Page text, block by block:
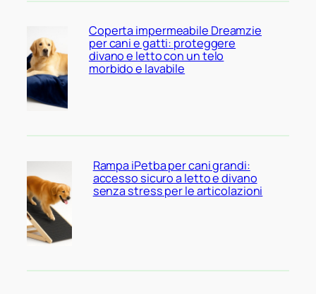
Coperta impermeabile Dreamzie
per cani e gatti: proteggere
divano e letto con un telo
morbido e lavabile
Rampa iPetba per cani grandi:
accesso sicuro a letto e divano
senza stress per le articolazioni